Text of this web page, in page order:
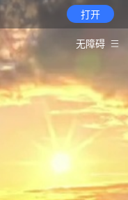
打开
无障碍